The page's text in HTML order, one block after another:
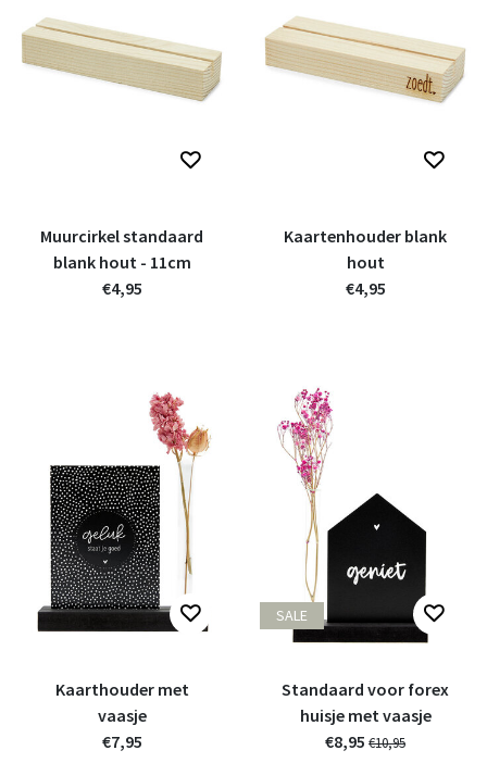
Muurcirkel standaard
blank hout - 11cm
€4,95
Kaartenhouder blank
hout
€4,95
Kaarthouder met
vaasje
€7,95
SALE
Standaard voor forex
huisje met vaasje
€8,95 €10,95